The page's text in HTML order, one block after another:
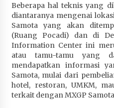
Santong
1 bulan ago
Dosen UTS Siap Kembangkan
Pelatihan PDPP 2026 Bali
1 bulan ago
Terapkan “Polantas Menyapa”,
Sumbawa Berupaya Wujudkan
Kepolisian yang Profesional
Beberapa hal teknis yang
diantaranya mengenai
Samota yang akan
(Ruang Pocadi) dan di
Information Center ini
atau tamu-tamu yang
mendapatkan informasi
Samota, mulai dari
hotel, restoran, UMKM,
terkait dengan MXGP